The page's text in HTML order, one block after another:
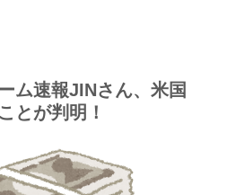
ム速報JINさん、米国
とが判明！